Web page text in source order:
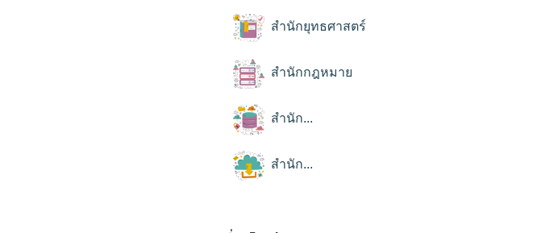
สำนักยุทธศาสตร์
สำนักกฎหมาย
สำนัก...
สำนัก...